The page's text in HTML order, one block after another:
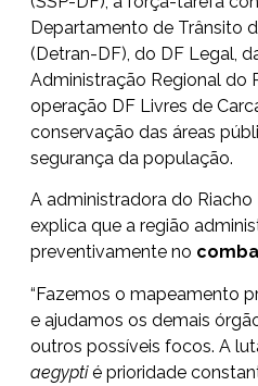
Departamento de Trânsito
(Detran-DF), do DF Legal,
Administração Regional do
operação DF Livres de
conservação das áreas
segurança da população.
A administradora do Riacho
explica que a região
preventivamente no
“Fazemos o mapeamento
e ajudamos os demais
outros possíveis focos. A
aegyptié prioridade